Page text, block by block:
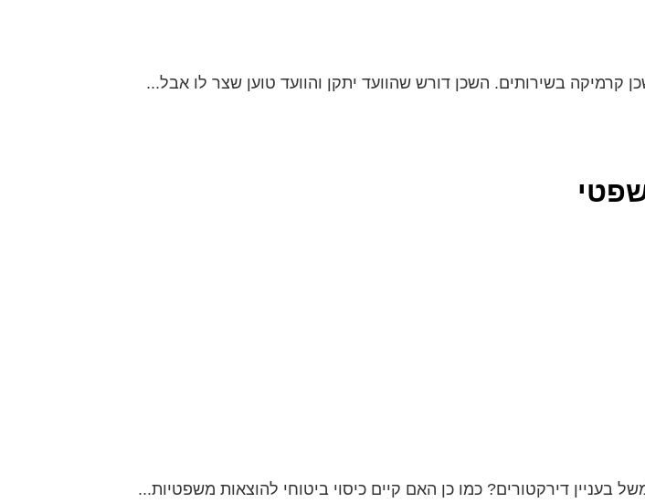
קרמיקה בשירותים. השכן דורש שהוועד יתקן והוועד טוען שצר לו אבל...
דירקטורים? כמו כן האם קיים כיסוי ביטוחי להוצאות משפטיות...